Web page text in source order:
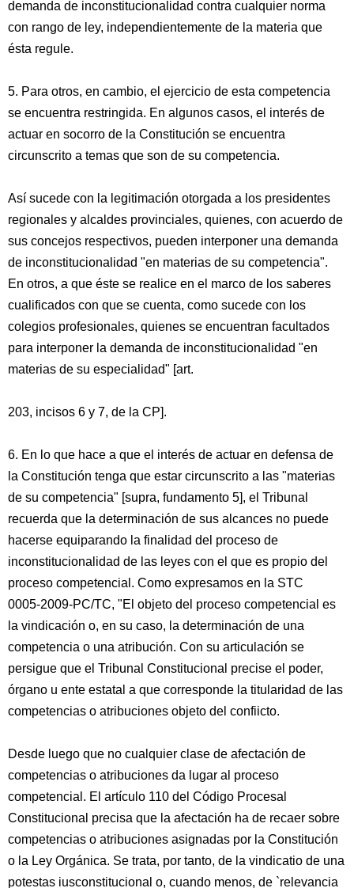
demanda de inconstitucionalidad contra cualquier norma
con rango de ley, independientemente de la materia que
ésta regule.
5. Para otros, en cambio, el ejercicio de esta competencia
se encuentra restringida. En algunos casos, el interés de
actuar en socorro de la Constitución se encuentra
circunscrito a temas que son de su competencia.
Así sucede con la legitimación otorgada a los presidentes
regionales y alcaldes provinciales, quienes, con acuerdo de
sus concejos respectivos, pueden interponer una demanda
de inconstitucionalidad "en materias de su competencia".
En otros, a que éste se realice en el marco de los saberes
cualificados con que se cuenta, como sucede con los
colegios profesionales, quienes se encuentran facultados
para interponer la demanda de inconstitucionalidad "en
materias de su especialidad" [art.
203, incisos 6 y 7, de la CP].
6. En lo que hace a que el interés de actuar en defensa de
la Constitución tenga que estar circunscrito a las "materias
de su competencia" [supra, fundamento 5], el Tribunal
recuerda que la determinación de sus alcances no puede
hacerse equiparando la finalidad del proceso de
inconstitucionalidad de las leyes con el que es propio del
proceso competencial. Como expresamos en la STC
0005-2009-PC/TC, "El objeto del proceso competencial es
la vindicación o, en su caso, la determinación de una
competencia o una atribución. Con su articulación se
persigue que el Tribunal Constitucional precise el poder,
órgano u ente estatal a que corresponde la titularidad de las
competencias o atribuciones objeto del confiicto.
Desde luego que no cualquier clase de afectación de
competencias o atribuciones da lugar al proceso
competencial. El artículo 110 del Código Procesal
Constitucional precisa que la afectación ha de recaer sobre
competencias o atribuciones asignadas por la Constitución
o la Ley Orgánica. Se trata, por tanto, de la vindicatio de una
potestas iusconstitucional o, cuando menos, de `relevancia